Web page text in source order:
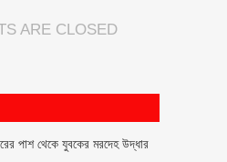
ARE CLOSED
পাশ থেকে যুবকের মরদেহ উদ্ধার